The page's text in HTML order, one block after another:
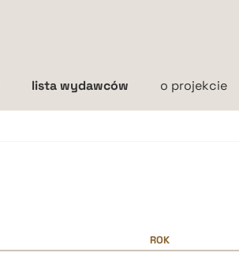
lista wydawców o projekcie
ROK